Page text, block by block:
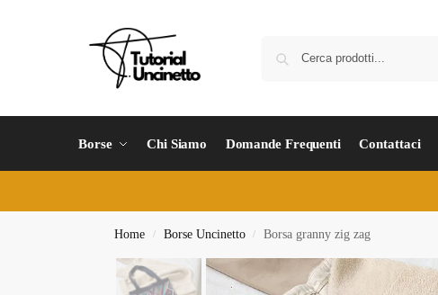
Borse Chi Siamo Domande Frequenti Contattaci
Home / Borse Uncinetto / Borsa granny zig zag